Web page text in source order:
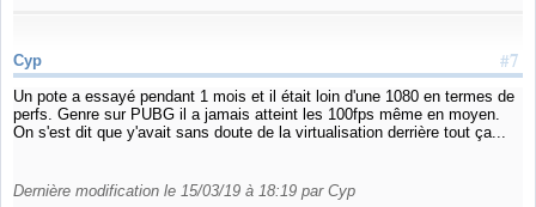
#7
Cyp
Un pote a essayé pendant 1 mois et il était loin d'une 1080 en termes de
perfs. Genre sur PUBG il a jamais atteint les 100fps même en moyen.
On s'est dit que y'avait sans doute de la virtualisation derrière tout ça...
Dernière modification le 15/03/19 à 18:19 par Cyp